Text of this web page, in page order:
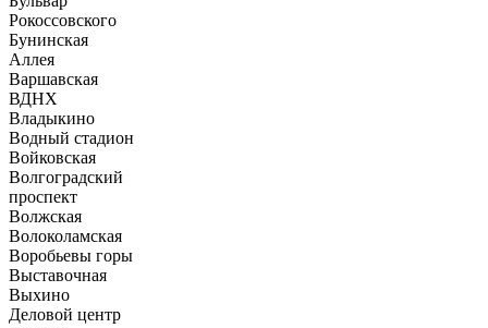
Рокоссовского
Бунинская
Аллея
Варшавская
ВДНХ
Владыкино
Водный стадион
Войковская
Волгоградский
проспект
Волжская
Волоколамская
Воробьевы горы
Выставочная
Выхино
Деловой центр